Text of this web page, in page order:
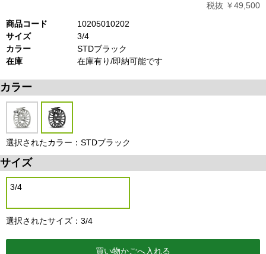
税抜 ￥49,500
商品コード
10205010202
サイズ
3/4
カラー
STDブラック
在庫
在庫有り/即納可能です
カラー
選択されたカラー：STDブラック
サイズ
3/4
選択されたサイズ：3/4